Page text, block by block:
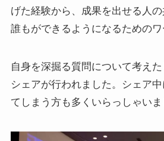
げた経験から、成果を出せる人の
誰もができるようになるためのワ
自身を深掘る質問について考え
シェアが行われました。シェア
てしまう方も多くいらっしゃいま